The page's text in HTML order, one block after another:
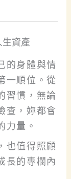
生資產
的身體與情
一順位。從
習慣，無論
查，妳都會
力量。
也值得照顧
長的專欄內